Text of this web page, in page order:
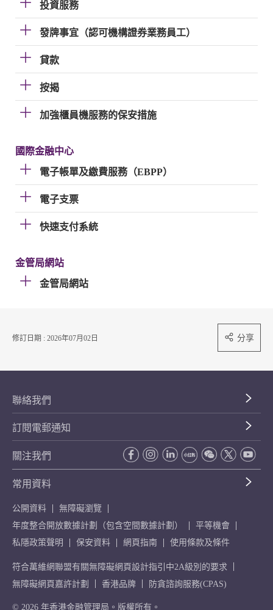
投資服務
發牌事宜（認可機構證券業務員工）
貸款
按揭
加強櫃員機服務的保安措施
國際金融中心
電子帳單及繳費服務（EBPP）
電子支票
快速支付系統
金管局網站
金管局網站
修訂日期 : 2026年07月02日 分享
聯絡我們
訂閱電郵通知
關注我們
常用資料
公開資料
無障礙瀏覽
年度整合開放數據計劃（包含空間數據計劃）
平等機會
私隱政策聲明
保安資料 網頁指南 使用條款及條件
符合萬維網聯盟有關無障礙網頁設計指引中2A級別的要求
無障礙網頁嘉許計劃
香港品牌 防貪諮詢服務(CPAS)
© 2026 年香港金融管理局。版權所有。